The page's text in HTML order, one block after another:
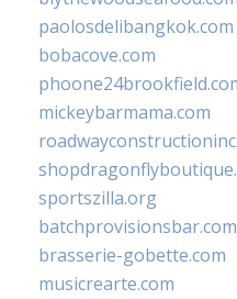
paolosdelibangkok.com
bobacove.com
mickeybarmama.com
sportszilla.org
batchprovisionsbar.com
brasserie-gobette.com
musicrearte.com